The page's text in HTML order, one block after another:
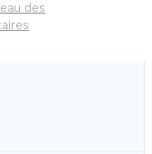
des